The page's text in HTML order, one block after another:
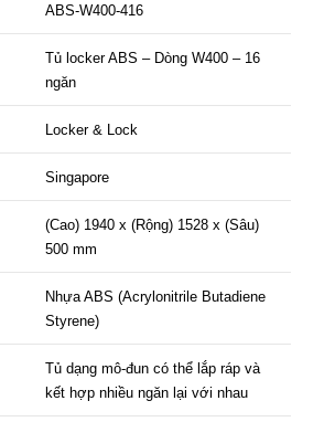
ABS-W400-416
Tủ locker ABS – Dòng W400 – 16
ngăn
Locker & Lock
Singapore
(Cao) 1940 x (Rộng) 1528 x (Sâu)
500 mm
Nhựa ABS (Acrylonitrile Butadiene
Styrene)
Tủ dạng mô-đun có thể lắp ráp và
kết hợp nhiều ngăn lại với nhau